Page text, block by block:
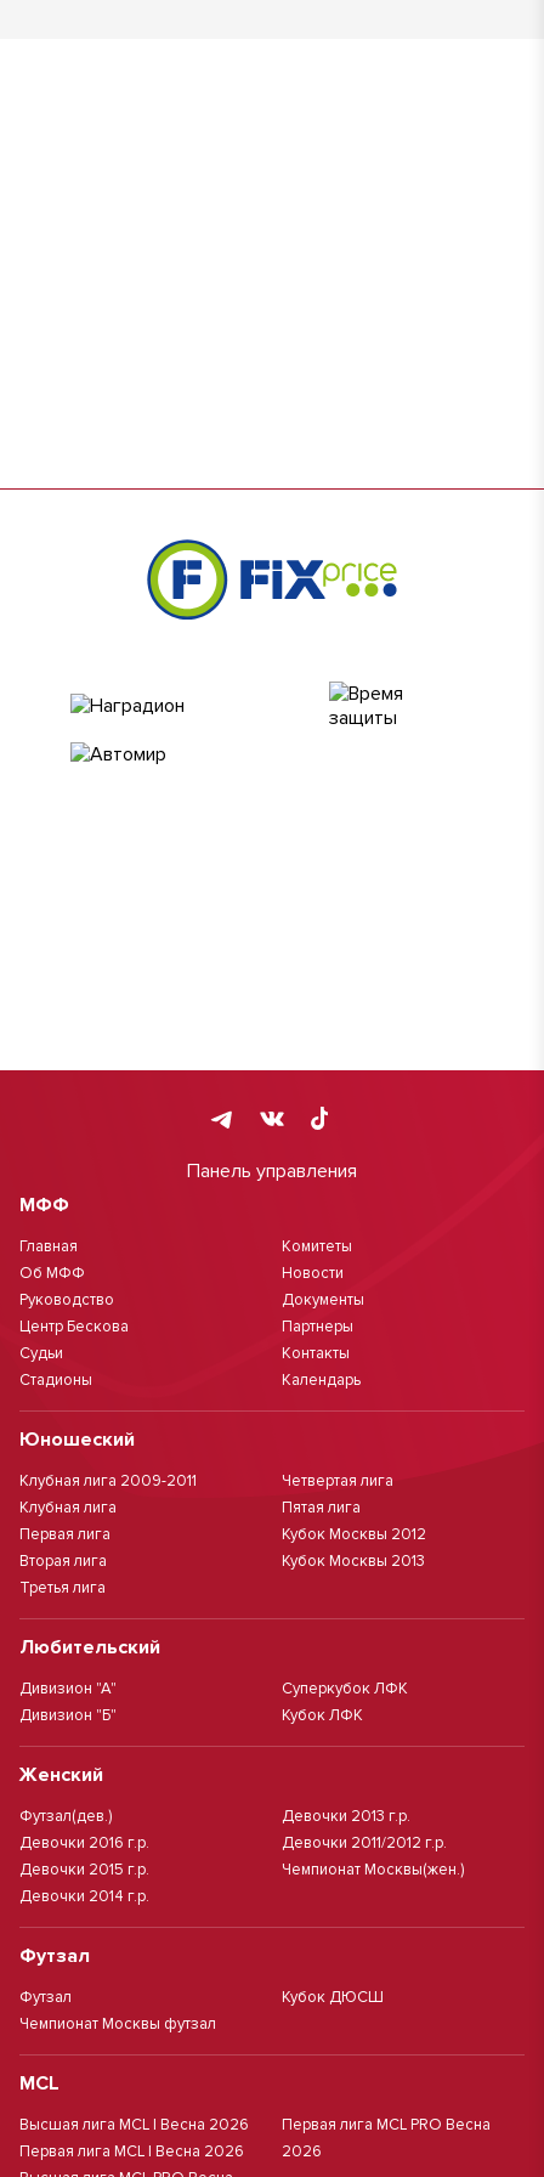
Панель управления
МФФ
Главная
Об МФФ
Руководство
Центр Бескова
Судьи
Стадионы
Комитеты
Новости
Документы
Партнеры
Контакты
Календарь
Юношеский
Клубная лига 2009-2011
Клубная лига
Первая лига
Вторая лига
Третья лига
Четвертая лига
Пятая лига
Кубок Москвы 2012
Кубок Москвы 2013
Любительский
Дивизион "А"
Дивизион "Б"
Суперкубок ЛФК
Кубок ЛФК
Женский
Футзал(дев.)
Девочки 2016 г.р.
Девочки 2015 г.р.
Девочки 2014 г.р.
Девочки 2013 г.р.
Девочки 2011/2012 г.р.
Чемпионат Москвы(жен.)
Футзал
Футзал
Чемпионат Москвы футзал
Кубок ДЮСШ
MCL
Высшая лига MCL | Весна 2026
Первая лига MCL | Весна 2026
Первая лига MCL PRO Весна
2026